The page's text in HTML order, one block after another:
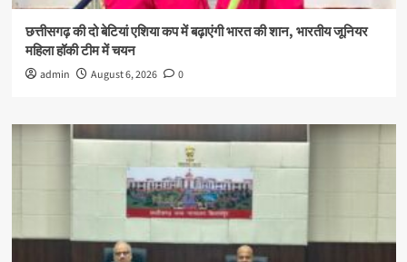
छत्तीसगढ़ की दो बेटियां एशिया कप में बढ़ाएंगी भारत की शान, भारतीय जूनियर
महिला हॉकी टीम में चयन
admin August 6, 2026 0